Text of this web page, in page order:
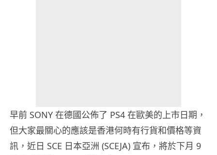
早前 SONY 在德國公佈了 PS4 在歐美的上市日期，
但大家最關心的應該是香港何時有行貨和價格等資
訊，近日 SCE 日本亞洲 (SCEJA) 宣布，將於下月 9